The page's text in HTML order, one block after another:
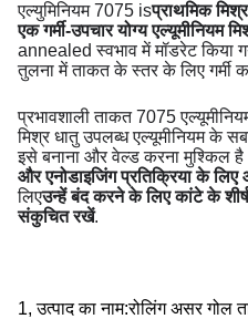
एल्युमिनियम 7075 isप्राथमिक
एक गर्मी-उपचार योग्य एल्यूमीनियम
annealed स्वभाव में मॉडरेट किया
तुलना में ताकत के स्तर के लिए गर्मी
प्रभावशाली ताकत 7075
मिश्र धातु उपलब्ध एल्यूमीनियम के
इसे बनाना और वेल्ड करना मुश्किल
और एनोडाइजिंग प्रतिक्रिया के
लिएउन्हें बंद करने के लिए कांटे के
संकुचित रखें.
1, उत्पाद का नाम:रोलिंग असर गोल